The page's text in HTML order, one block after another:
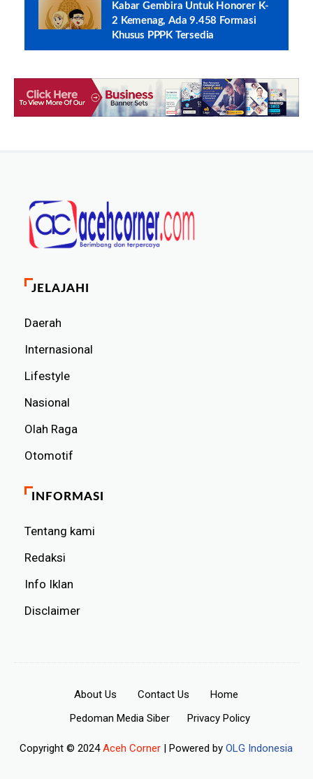
Kabar Gembira Untuk Honorer K-
2 Kemenag, Ada 9.458 Formasi
Khusus PPPK Tersedia
JELAJAHI
Daerah
Internasional
Lifestyle
Nasional
Olah Raga
Otomotif
INFORMASI
Tentang kami
Redaksi
Info Iklan
Disclaimer
About Us Contact Us
Home
Pedoman Media Siber
Privacy Policy
Copyright © 2024Aceh Corner | Powered byOLG Indonesia